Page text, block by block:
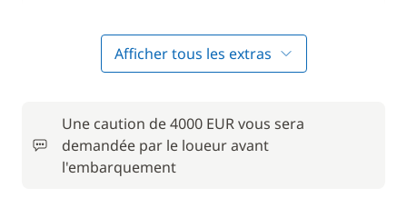
Literie + Serviette
Paddle
Afficher tous les extras
Une caution de 4000 EUR vous sera
demandée par le loueur avant
l'embarquement